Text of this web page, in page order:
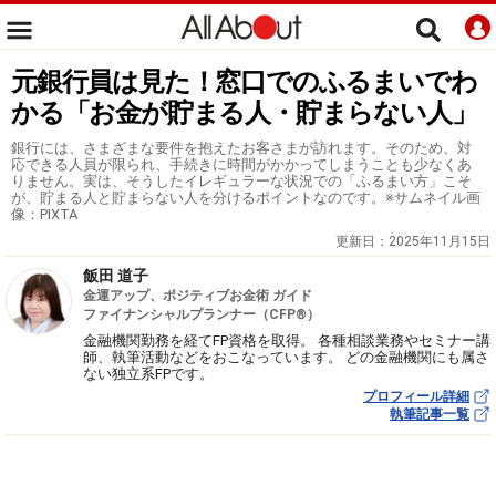
元銀行員は見た！窓口でのふるまいでわ
かる「お金が貯まる人・貯まらない人」
銀行には、さまざまな要件を抱えたお客さまが訪れます。そのため、対
応できる人員が限られ、手続きに時間がかかってしまうことも少なくあ
りません。実は、そうしたイレギュラーな状況での「ふるまい方」こそ
が、貯まる人と貯まらない人を分けるポイントなのです。※サムネイル画
像：PIXTA
更新日： 2025年11月15日
飯田 道子
金運アップ、ポジティブお金術 ガイド
ファイナンシャルプランナー（CFP®）
金融機関勤務を経てFP資格を取得。 各種相談業務やセミナー講
師、執筆活動などをおこなっています。 どの金融機関にも属さ
ない独立系FPです。
プロフィール詳細
執筆記事一覧